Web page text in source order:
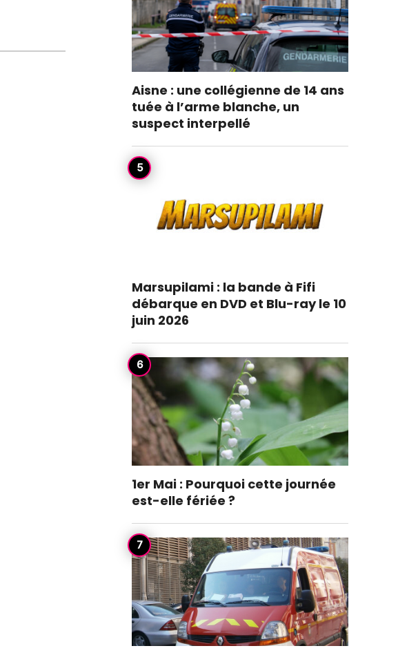
Aisne : une collégienne de 14 ans
tuée à l’arme blanche, un
suspect interpellé
Marsupilami : la bande à Fifi
débarque en DVD et Blu-ray le 10
juin 2026
1er Mai : Pourquoi cette journée
est-elle fériée ?